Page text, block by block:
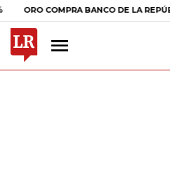
COMPRA BANCO DE LA REPÚBLICA